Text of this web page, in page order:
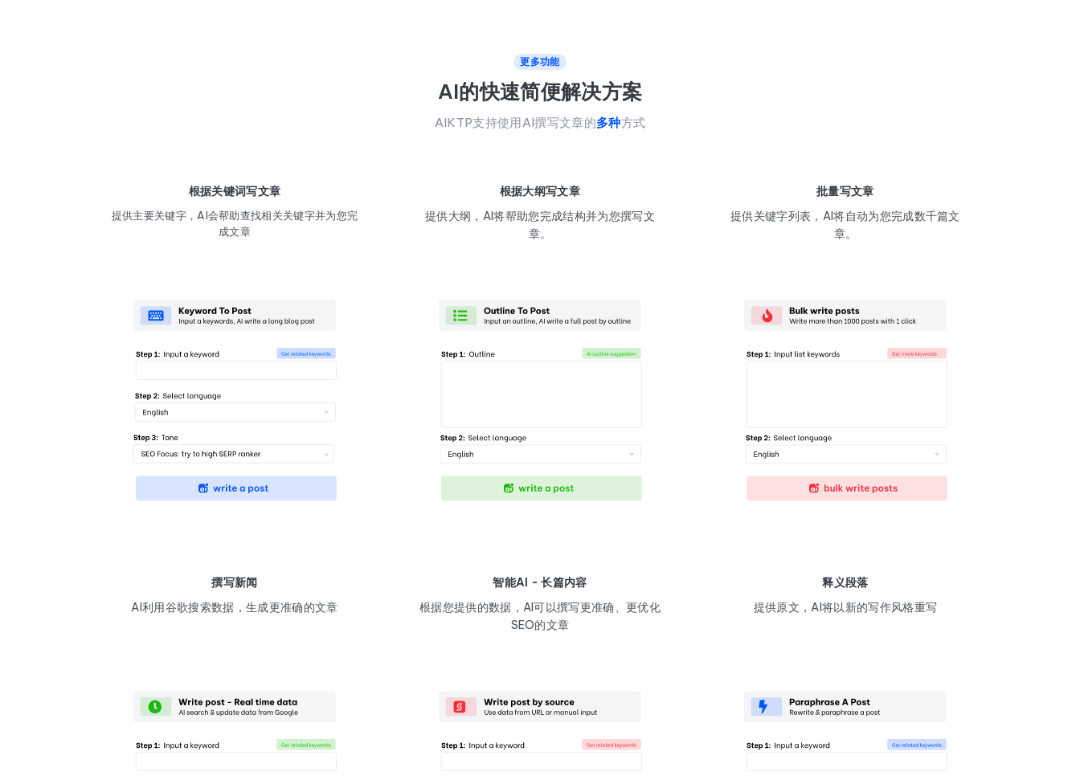
更多功能
AI的快速简便解决方案
AIKTP支持使用AI撰写文章的多种方式
根据关键词写文章
提供主要关键字，AI会帮助查找相关关键字并为您完
成文章
根据大纲写文章
提供大纲，AI将帮助您完成结构并为您撰写文
章。
批量写文章
提供关键字列表，AI将自动为您完成数千篇文
章。
撰写新闻
AI利用谷歌搜索数据，生成更准确的文章
智能AI - 长篇内容
根据您提供的数据，AI可以撰写更准确、更优化
SEO的文章
释义段落
提供原文，AI将以新的写作风格重写